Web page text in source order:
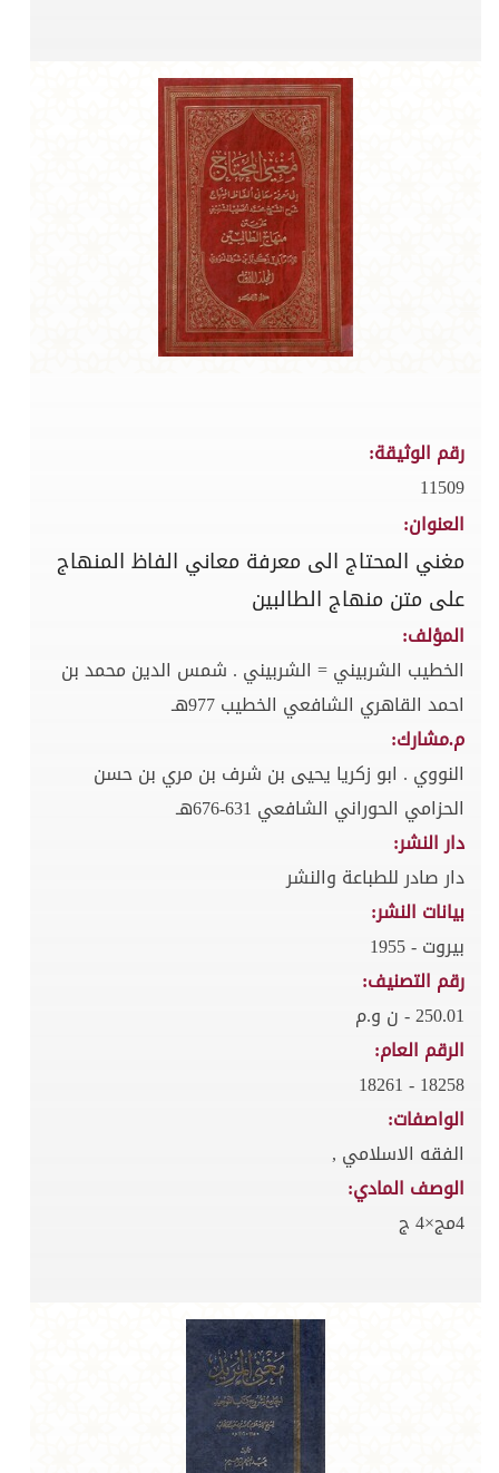
رقم الوثيقة:
11509
العنوان:
مغني المحتاج الى معرفة معاني الفاظ المنهاج
على متن منهاج الطالبين
المؤلف:
الخطيب الشربيني = الشربيني . شمس الدين محمد بن
احمد القاهري الشافعي الخطيب 977هـ
م.مشارك:
النووي . ابو زكريا يحيى بن شرف بن مري بن حسن
الحزامي الحوراني الشافعي 631-676هـ
دار النشر:
دار صادر للطباعة والنشر
بيانات النشر:
بيروت - 1955
رقم التصنيف:
250.01 - ن و.م
الرقم العام:
18258 - 18261
الواصفات:
الفقه الاسلامي ,
الوصف المادي:
4مج×4 ج